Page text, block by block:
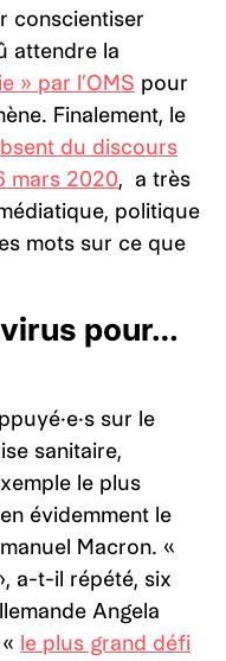
conscientiser
attendre la
» par l’OMS pour
Finalement, le
du discours
mars 2020, a très
politique
mots sur ce que
pour…
sur le
sanitaire,
le plus
évidemment le
Macron. «
, a-t-il répété, six
Angela
le plus grand défi